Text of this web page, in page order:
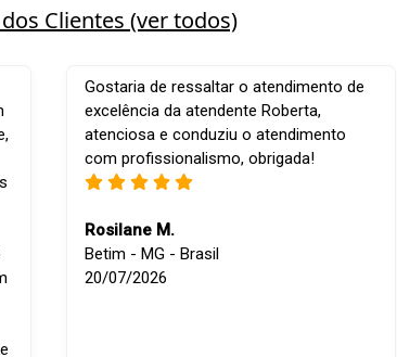
Clientes (ver todos)
Gostaria de ressaltar o atendimento de
excelência da atendente Roberta,
atenciosa e conduziu o atendimento
com profissionalismo, obrigada!
Rosilane M.
Betim - MG - Brasil
20/07/2026